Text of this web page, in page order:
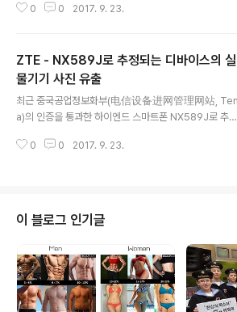
라는 루머가 공개되었습니다. 루머에 따르면, 홍미노트5는
능이 대폭 향상된 것이 특징이며, 이는 스냅드래곤 630을
사용할 것이라는 기존 루머를 뛰어넘는 것입니다. 또한, 전
면 1200만 화소 / 후면 1600만 + 500만 화소 듀얼카메
라, 5.5인치 FullHD(1920 * 1080) 디스플레이, 3GB R
AM / 32GB ROM, 4GB RAM / 64GB ROM, 지문인
식스캐너, 4000mAh 배터리, 4G VoLTE 및 듀얼S..
0 0 2017. 9. 23.
ZTE - NX589J로 추정되는 디바이스의 실
물기기 사진 유출
최근 중국공업정보화부(电信设备进网管理网站,
a)의 인증을 통과한 하이엔드 스마트폰 NX589J로 추정
드 모델로 추정되는 NX589J는 디바이스 외형을 감추기
또한, 인증을 통해 5.2인치 FullHD(1920 * 1080) 디스
플레이와 2Ghz 옥타코어 프로세서, 6GB RAM, 64GB
ROM, 전면 1600만 / 후면 1600만 + 1300만 화소 듀
카메라, 3100mAh 배터리, 안드로이드 7.1.1,
2.09×7.95mm, 156g에 메탈프레임 재질을 사용된..
0 0 2017. 9. 23.
이 블로그 인기글